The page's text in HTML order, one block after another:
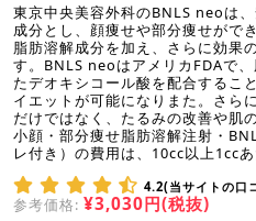
東京中央美容外科のBNLS neoは
成分とし、顔痩せや部分痩せがで
脂肪溶解成分を加え、さらに効果
す。BNLS neoはアメリカFDAで
たデオキシコール酸を配合するこ
イエットが可能になりまた。さら
だけではなく、たるみの改善や肌
小顔・部分痩せ脂肪溶解注射・
レ付き）の費用は、10cc以上1cc
4.2(当サイトの口
参考価格: ¥3,030円(税抜)